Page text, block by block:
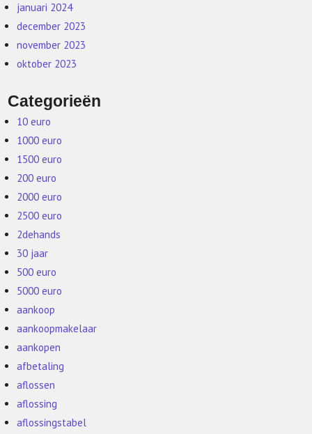
januari 2024
december 2023
november 2023
oktober 2023
Categorieën
10 euro
1000 euro
1500 euro
200 euro
2000 euro
2500 euro
2dehands
30 jaar
500 euro
5000 euro
aankoop
aankoopmakelaar
aankopen
afbetaling
aflossen
aflossing
aflossingstabel